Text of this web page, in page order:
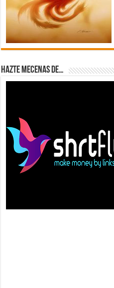
Hazte Mecenas de…